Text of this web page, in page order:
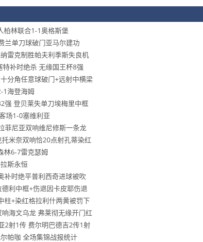
柏林联合1-1奥格斯堡
兰单刀球破门亚马尔建功
雷克制胜帕夫利季斯失良机
补时绝杀 无缘国王杯8强
分角任意球破门+远射中横梁
1海登海姆
强 登贝莱失单刀埃梅里中框
场1-0塞维利亚
菲尼亚双响维尼修斯一条龙
米奈双响恰20点射孔蒂染红
林6-7雷克瑟姆
斯永恒
补时绝平普利西奇进球被吹
利中框+伤退因卡皮耶伤退
柱+染红格拉利什两黄被罚下
海文乌龙 弗莱彻无缘开门红
2射1传 费尔明巴德吉2传1射
帕咖 全场集锦战报统计